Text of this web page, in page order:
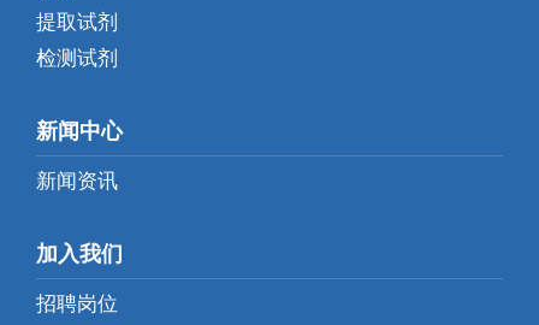
提取试剂
检测试剂
新闻中心
新闻资讯
加入我们
招聘岗位